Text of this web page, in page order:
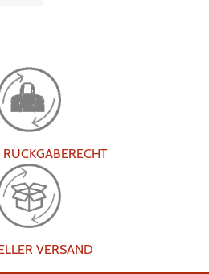
VERSAND